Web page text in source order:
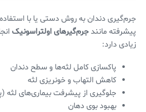
جرم‌گیری دندان به روش دستی یا با
پیشرفته مانندجرم‌گیرهای اولتراسونیک
زیادی دارد:
پاکسازی کامل لثه‌ها و سطح دندان
کاهش التهاب و خونریزی لثه
جلوگیری از پیشرفت بیماری‌های لثه
بهبود بوی دهان